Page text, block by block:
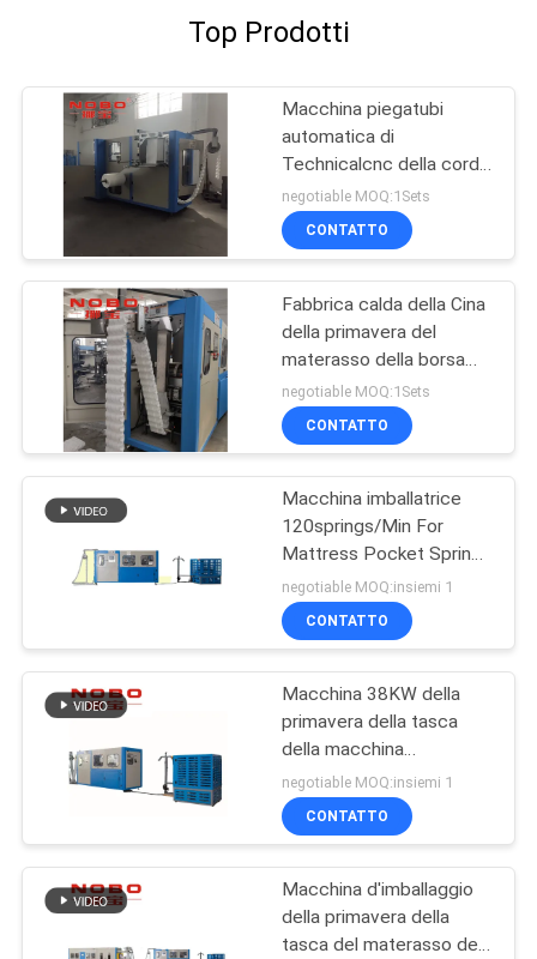
Top Prodotti
Macchina piegatubi
automatica di
Technicalcnc della corda
della primavera della
macchina del
macchinario automatico
negotiable MOQ:1Sets
CONTATTO
Fabbrica calda della Cina
della primavera del
materasso della borsa
della macchina della
primavera della tasca del
venditore
negotiable MOQ:1Sets
CONTATTO
Macchina imballatrice
120springs/Min For
Mattress Pocket Spring
del materasso LN-120
negotiable MOQ:insiemi 1
CONTATTO
Macchina 38KW della
primavera della tasca
della macchina
imballatrice del
materasso LN-120 120
molle Min Bonell Type
negotiable MOQ:insiemi 1
CONTATTO
Macchina d'imballaggio
della primavera della
tasca del materasso del